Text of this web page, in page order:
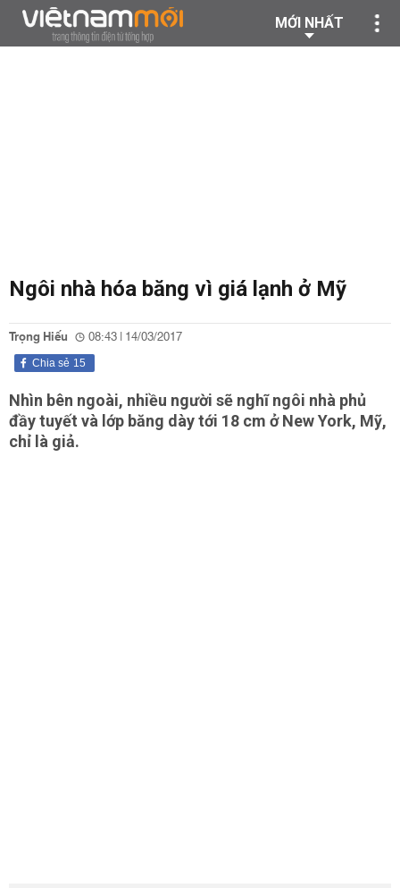
MỚI NHẤT
Ngôi nhà hóa băng vì giá lạnh ở Mỹ
Trọng Hiếu 08:43 | 14/03/2017
15
Chia sẻ
Nhìn bên ngoài, nhiều người sẽ nghĩ ngôi nhà phủ
đầy tuyết và lớp băng dày tới 18 cm ở New York, Mỹ,
chỉ là giả.